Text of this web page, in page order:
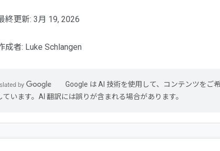
終更新: 3月 19, 2026
成者: Luke Schlangen
Google は AI 技術を使用して、コンテンツをご
ています。AI 翻訳には誤りが含まれる場合があります。